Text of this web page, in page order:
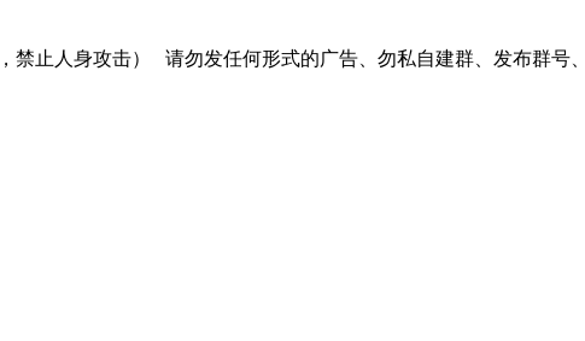
禁止人身攻击） 请勿发任何形式的广告、勿私自建群、发布群号